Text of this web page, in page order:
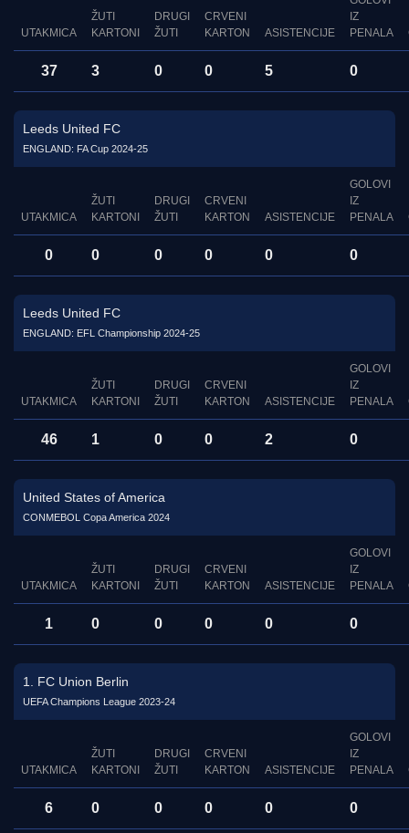
UTAKMICA
ŽUTI
KARTONI
DRUGI
ŽUTI
CRVENI
KARTON
ASISTENCIJE
IZ
PENALA
37 3 0 0 5 0
Leeds United FC
ENGLAND: FA Cup 2024-25
UTAKMICA
ŽUTI
KARTONI
DRUGI
ŽUTI
CRVENI
KARTON
ASISTENCIJE
GOLOVI
IZ
PENALA
0 0 0 0 0 0
Leeds United FC
ENGLAND: EFL Championship 2024-25
UTAKMICA
ŽUTI
KARTONI
DRUGI
ŽUTI
CRVENI
KARTON
ASISTENCIJE
GOLOVI
IZ
PENALA
46 1 0 0 2 0
United States of America
CONMEBOL Copa America 2024
UTAKMICA
ŽUTI
KARTONI
DRUGI
ŽUTI
CRVENI
KARTON
ASISTENCIJE
GOLOVI
IZ
PENALA
1 0 0 0 0 0
1. FC Union Berlin
UEFA Champions League 2023-24
UTAKMICA
ŽUTI
KARTONI
DRUGI
ŽUTI
CRVENI
KARTON
ASISTENCIJE
GOLOVI
IZ
PENALA
6 0 0 0 0 0